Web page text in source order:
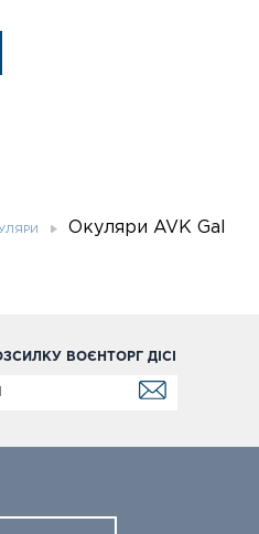
Окуляри AVK Gal
ВОЄНТОРГ ДІСІ